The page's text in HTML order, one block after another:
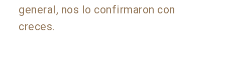
general, nos lo confirmaron con
creces.